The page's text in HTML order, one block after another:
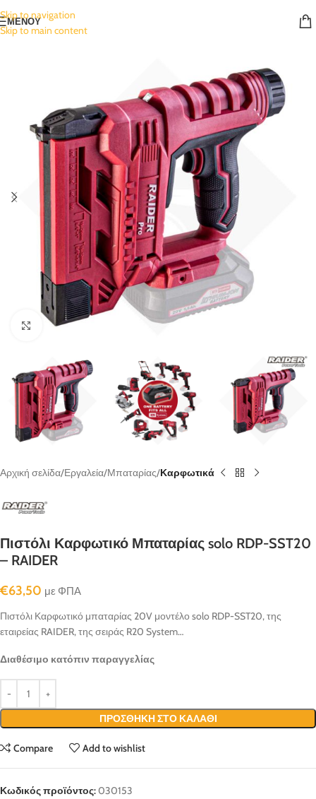
Skip to navigation
Skip to main content
ΜΕΝΟΥ
κλικ για μεγένθυνση
Αρχική σελίδα Εργαλεία Μπαταρίας Καρφωτικά
Πιστόλι Καρφωτικό Μπαταρίας solo RDP-SST20
– RAIDER
€63,50 με ΦΠΑ
Πιστόλι Καρφωτικό μπαταρίας 20V μοντέλο solo RDP-SST20, της
εταιρείας RAIDER, της σειράς R20 System…
Διαθέσιμο κατόπιν παραγγελίας
ΠΡΟΣΘΉΚΗ ΣΤΟ ΚΑΛΆΘΙ
Compare Add to wishlist
Κωδικός προϊόντος:030153